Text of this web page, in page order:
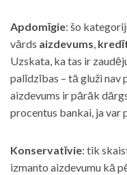
Apdomīgie: šo
vārds aizdevums,
Uzskata, ka tas ir
palīdzības – tā gluži nav
aizdevums ir pārāk
procentus bankai, ja var
Konservatīvie: tik
izmanto aizdevumu kā